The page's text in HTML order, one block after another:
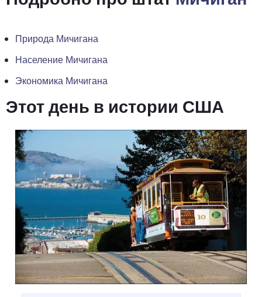
Природа Мичигана
Население Мичигана
Экономика Мичигана
Этот день в истории США